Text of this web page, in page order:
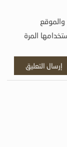
والموقع
المرة